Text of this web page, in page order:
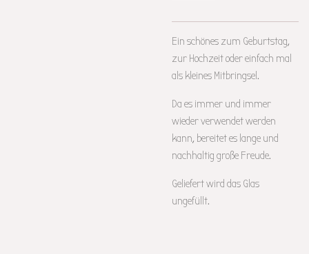
Ein schönes zum Geburtstag,
zur Hochzeit oder einfach mal
als kleines Mitbringsel.
Da es immer und immer
wieder verwendet werden
kann, bereitet es lange und
nachhaltig große Freude.
Geliefert wird das Glas
ungefüllt.